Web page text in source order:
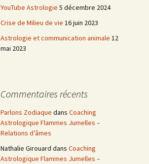
YouTube Astrologie 5 décembre 2024
Crise de Milieu de vie 16 juin 2023
Astrologie et communication animale 12
mai 2023
Commentaires récents
Parlons Zodiaque dans Coaching
Astrologique Flammes Jumelles –
Relations d’âmes
Nathalie Girouard dans Coaching
Astrologique Flammes Jumelles –